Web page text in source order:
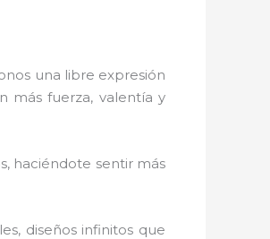
una libre expresión
más fuerza, valentía y
haciéndote sentir más
diseños infinitos que